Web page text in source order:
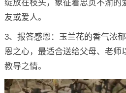
绽放在枝头，象征着忠贞不渝的
友或爱人。
3、报答感恩：玉兰花的香气浓
恩之心，最适合送给父母、老师
教导之情。